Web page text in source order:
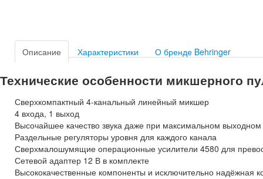
Описание Характеристики О бренде Behringer
Технические особенности микшерного
Сверхкомпактный 4-канальный линейный микшер
4 входа, 1 выход
Высочайшее качество звука даже при максимальном
Раздельные регуляторы уровня для каждого канала
Сверхмалошумящие операционные усилители 4580 для
Сетевой адаптер 12 В в комплекте
Высококачественные компоненты и исключительно надёжная